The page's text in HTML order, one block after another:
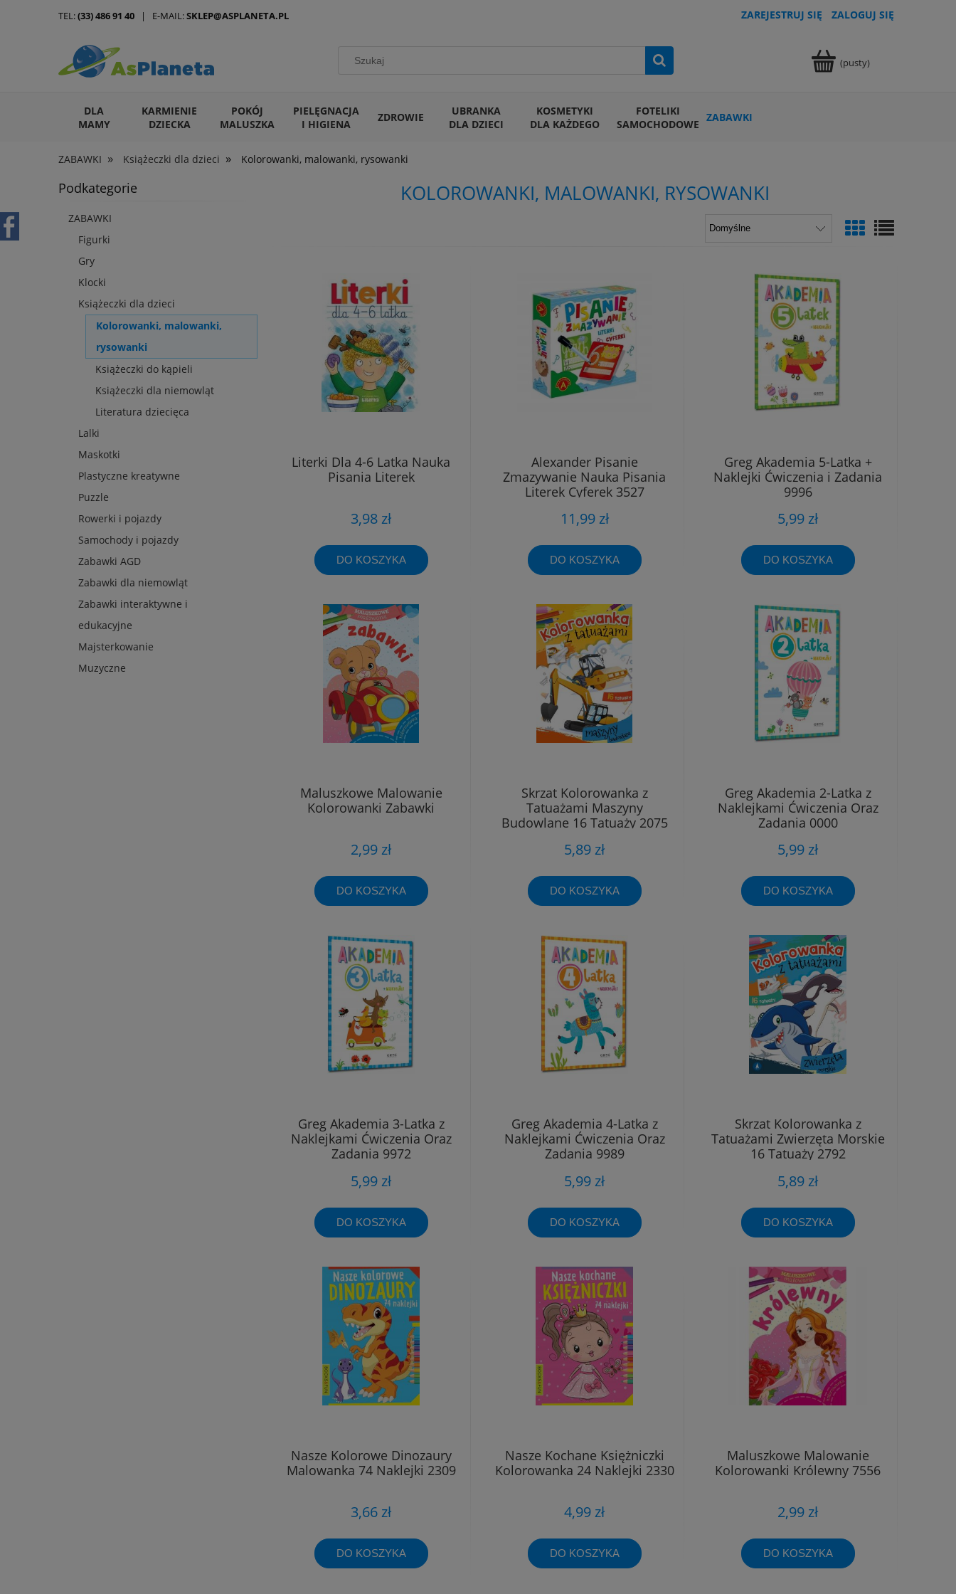
ZAREJESTRUJ SIĘ ZALOGUJ SIĘ
(pusty)
DLA
MAMY
KARMIENIE
DZIECKA
POKÓJ
MALUSZKA
PIELĘGNACJA
I HIGIENA
ZDROWIE
UBRANKA
DLA DZIECI
KOSMETYKI
DLA KAŻDEGO
FOTELIKI
SAMOCHODOWE ZABAWKI
ARTYKUŁY DLA ZWIERZĄT
ZABAWKI » Książeczki dla dzieci » Kolorowanki, malowanki, rysowanki
TEL:(33) 486 91 40 | E-MAIL:SKLEP@ASPLANETA.PL
Podkategorie
ZABAWKI
Figurki
Gry
Klocki
Książeczki dla dzieci
Kolorowanki, malowanki,
rysowanki
Książeczki do kąpieli
Książeczki dla niemowląt
Literatura dziecięca
Lalki
Maskotki
Plastyczne kreatywne
Puzzle
Rowerki i pojazdy
Samochody i pojazdy
Zabawki AGD
Zabawki dla niemowląt
Zabawki interaktywne i
edukacyjne
Majsterkowanie
Muzyczne
KOLOROWANKI, MALOWANKI, RYSOWANKI
Literki Dla 4-6 Latka Nauka
Pisania Literek
3,98 zł
DO KOSZYKA
Alexander Pisanie
Zmazywanie Nauka Pisania
Literek Cyferek 3527
11,99 zł
DO KOSZYKA
Greg Akademia 5-Latka +
Naklejki Ćwiczenia i Zadania
9996
5,99 zł
DO KOSZYKA
Maluszkowe Malowanie
Kolorowanki Zabawki
2,99 zł
DO KOSZYKA
Skrzat Kolorowanka z
Tatuażami Maszyny
Budowlane 16 Tatuaży 2075
5,89 zł
DO KOSZYKA
Greg Akademia 2-Latka z
Naklejkami Ćwiczenia Oraz
Zadania 0000
5,99 zł
DO KOSZYKA
Greg Akademia 3-Latka z
Naklejkami Ćwiczenia Oraz
Zadania 9972
5,99 zł
DO KOSZYKA
Greg Akademia 4-Latka z
Naklejkami Ćwiczenia Oraz
Zadania 9989
5,99 zł
DO KOSZYKA
Skrzat Kolorowanka z
Tatuażami Zwierzęta Morskie
16 Tatuaży 2792
5,89 zł
DO KOSZYKA
Nasze Kolorowe Dinozaury
Malowanka 74 Naklejki 2309
3,66 zł
DO KOSZYKA
Nasze Kochane Księżniczki
Kolorowanka 24 Naklejki 2330
4,99 zł
DO KOSZYKA
Maluszkowe Malowanie
Kolorowanki Królewny 7556
2,99 zł
DO KOSZYKA